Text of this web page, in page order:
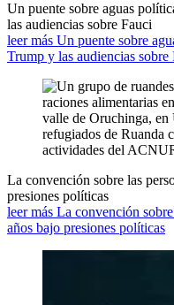
Un puente sobre aguas
las audiencias sobre Fauci
leer más Un puente sobre
Trump y las audiencias sobre
La convención sobre las
presiones políticas
leer más La convención
años bajo presiones políticas